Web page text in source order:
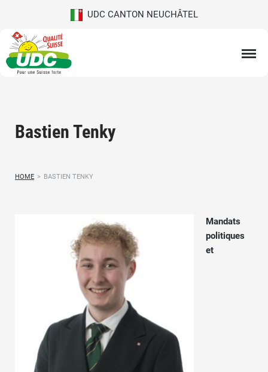
UDC CANTON NEUCHÂTEL
Bastien Tenky
HOME > BASTIEN TENKY
Mandats
politiques
et